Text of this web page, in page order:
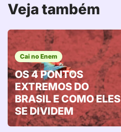
Veja também
Cai no Enem
OS 4 PONTOS
EXTREMOS DO
BRASIL E COMO ELES
SE DIVIDEM